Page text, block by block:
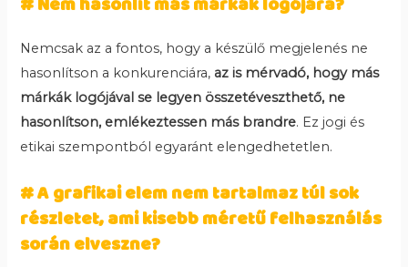
Nemcsak az a fontos, hogy a készülő megjelenés ne
hasonlítson a konkurenciára, az is mérvadó, hogy más
márkák logójával se legyen összetéveszthető, ne
hasonlítson, emlékeztessen más brandre. Ez jogi és
etikai szempontból egyaránt elengedhetetlen.
# A grafikai elem nem tartalmaz túl sok
részletet, ami kisebb méretű felhasználás
során elveszne?